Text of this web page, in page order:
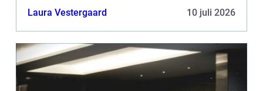
manøvredygtighed kan droner udføre inspektioner
Laura Vestergaard 10 juli 2026